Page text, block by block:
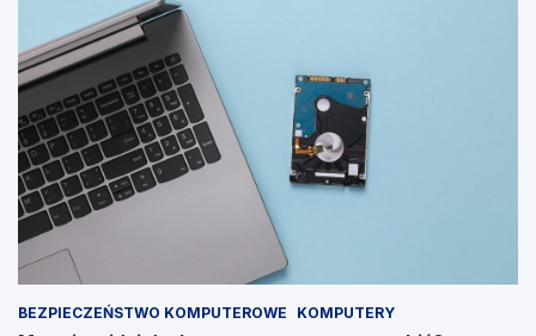
BEZPIECZEŃSTWO KOMPUTEROWE KOMPUTERY